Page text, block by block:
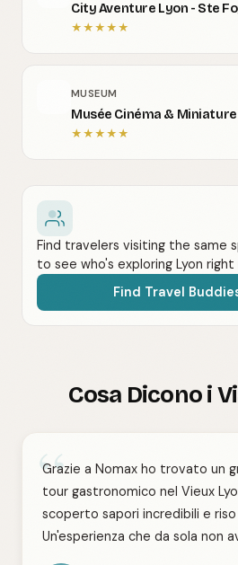
City Aventure Lyon - Ste
★★★★★
MUSEUM
Musée Cinéma & Miniature
★★★★★
Find travelers visiting the same
to see who's exploring Lyon right
Find Travel
Cosa Dicono i
“
Grazie a Nomax ho trovato un
tour gastronomico nel Vieux
scoperto sapori incredibili e
Un'esperienza che da sola non